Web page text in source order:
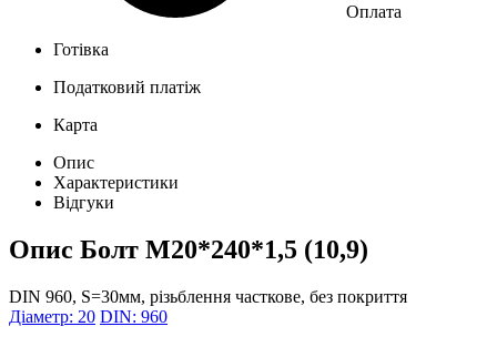
Оплата
Готівка
Податковий платіж
Карта
Опис
Характеристики
Відгуки
Опис Болт М20*240*1,5 (10,9)
DIN 960, S=30мм, різьблення часткове, без покриття
Діаметр: 20 DIN: 960